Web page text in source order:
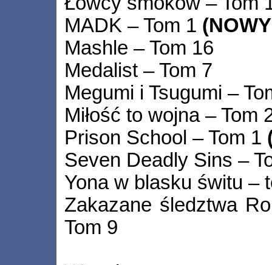
MADK – Tom 1
Mashle – Tom 16
Medalist – Tom 7
Megumi i Tsugumi –
Miłość to wojna – Tom
Prison School – Tom 1
Seven Deadly Sins –
Yona w blasku świtu –
Zakazane śledztwa
Tom 9